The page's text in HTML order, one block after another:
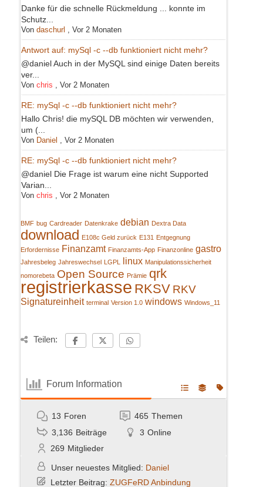
Danke für die schnelle Rückmeldung ... konnte im
Schutz...
Von daschurl Vor 2 Monaten
Antwort auf: mySql -c --db funktioniert nicht mehr?
@daniel Auch in der MySQL sind einige Daten bereits
ver...
Von chris Vor 2 Monaten
RE: mySql -c --db funktioniert nicht mehr?
Hallo Chris! die mySQL DB möchten wir verwenden,
um (...
Von Daniel Vor 2 Monaten
RE: mySql -c --db funktioniert nicht mehr?
@daniel Die Frage ist warum eine nicht Supported
Varian...
Von chris Vor 2 Monaten
BMF bug Cardreader Datenkrake debian Dextra Data
download E108c Geld zurück E131 Entgegnung
Erfordernisse Finanzamt Finanzamts-App Finanzonline gastro
Jahresbeleg Jahreswechsel LGPL linux Manipulationssicherheit
nomorebeta Open Source Prämie qrk
registrierkasse RKSV RKV
Signatureinheit terminal Version 1.0 windows Windows_11
Teilen:
Forum Information
13 Foren 465 Themen
3,136 Beiträge 3 Online
269 Mitglieder
Unser neuestes Mitglied: Daniel
Letzter Beitrag: ZUGFeRD Anbindung